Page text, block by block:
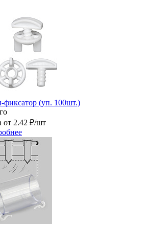
фиксатор (уп. 100шт.)
от 2.42 ₽/шт